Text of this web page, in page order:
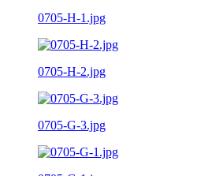
0705-H-1.jpg
0705-H-2.jpg
0705-G-3.jpg